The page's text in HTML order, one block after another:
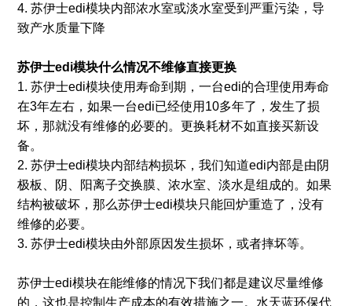
4. 苏伊士edi模块内部浓水室或淡水室受到严重污染，导
致产水质量下降
苏伊士edi模块什么情况不维修直接更换
1. 苏伊士edi模块使用寿命到期，一台edi的合理使用寿命
在3年左右，如果一台edi已经使用10多年了，发生了损
坏，那就没有维修的必要的。更换耗材不如直接买新设
备。
2. 苏伊士edi模块内部结构损坏，我们知道edi内部是由阴
极板、阴、阳离子交换膜、浓水室、淡水是组成的。如果
结构被破坏，那么苏伊士edi模块只能回炉重造了，没有
维修的必要。
3. 苏伊士edi模块由外部原因发生损坏，或者摔坏等。
苏伊士edi模块在能维修的情况下我们都是建议尽量维修
的，这也是控制生产成本的有效措施之一。水天蓝环保代